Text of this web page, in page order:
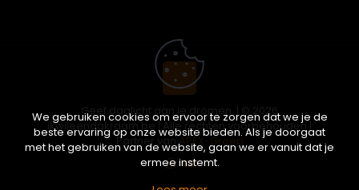
Geef daglicht aan je dromen. | © 2026
ikwileendakraam.be | Alle rechten voorbehouden |
Partner vanAPEX-Groep
We gebruiken cookies om ervoor te zorgen dat we je de
beste ervaring op onze website bieden. Als je doorgaat
met het gebruiken van de website, gaan we er vanuit dat je
ermee instemt.